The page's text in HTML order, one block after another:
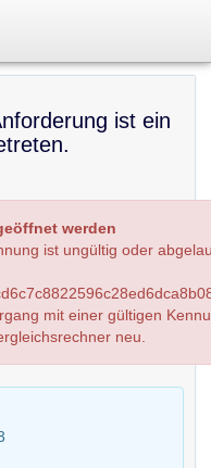
ist ein
werden
ist ungültig oder
mit einer gültigen
neu.